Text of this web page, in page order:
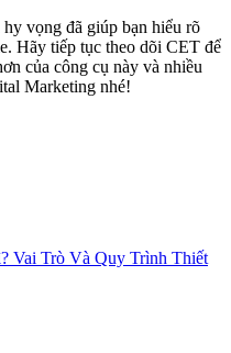
vọng đã giúp bạn hiểu rõ
Hãy tiếp tục theo dõi CET để
của công cụ này và nhiều
Marketing nhé!
Vai Trò Và Quy Trình Thiết